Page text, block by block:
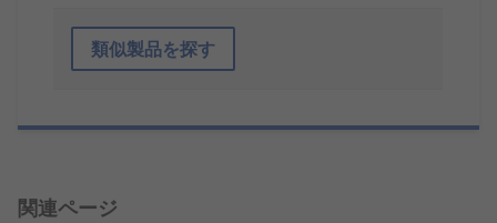
類似製品を探す
関連ページ